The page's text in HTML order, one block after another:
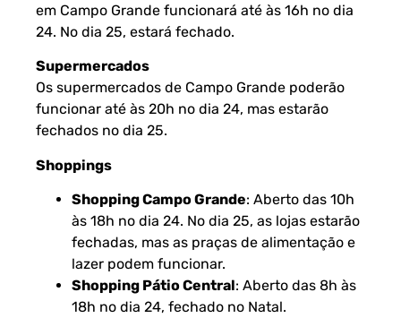
em Campo Grande funcionará até às 16h no dia
24. No dia 25, estará fechado.
Supermercados
Os supermercados de Campo Grande poderão
funcionar até às 20h no dia 24, mas estarão
fechados no dia 25.
Shoppings
Shopping Campo Grande: Aberto das 10h
às 18h no dia 24. No dia 25, as lojas estarão
fechadas, mas as praças de alimentação e
lazer podem funcionar.
Shopping Pátio Central: Aberto das 8h às
18h no dia 24, fechado no Natal.